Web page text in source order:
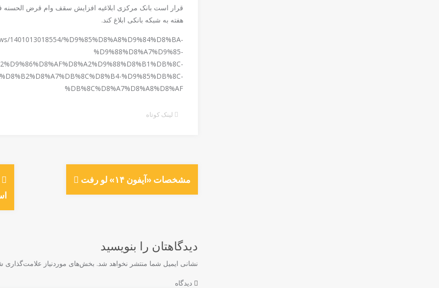
هفته به شبکه بانکی ابلاغ کند.
1401013018554/%D9%85%D8%A8%D9%84%D8%BA-
%D9%88%D8%A7%D9%85-
%D9%85%DB%8C-
%DB%8C%D8%A7%D8%A8%D8%AF
لینک کوتاه
مشخصات «آیفون ۱۴» لو رفت
دیدگاهتان را بنویسید
نشانی ایمیل شما منتشر نخواهد شد. بخش‌های موردنیاز علامت‌گذاری
دیدگاه